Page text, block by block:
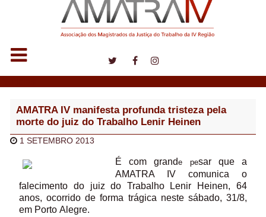
AMATRA IV manifesta profunda tristeza pela
morte do juiz do Trabalho Lenir Heinen
1 SETEMBRO 2013
É com grande pesar que a
AMATRA IV comunica o
falecimento do juiz do Trabalho Lenir Heinen, 64
anos, ocorrido de forma trágica neste sábado, 31/8,
em PortoAlegre.